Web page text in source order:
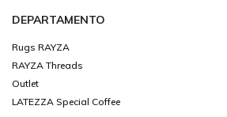
DEPARTAMENTO
Rugs RAYZA
RAYZA Threads
Outlet
LATEZZA Special Coffee